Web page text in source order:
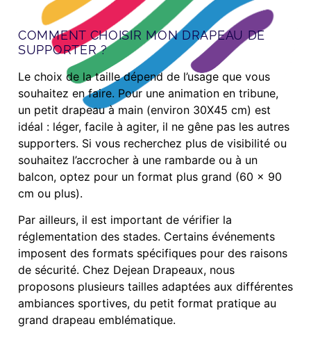
COMMENT CHOISIR MON DRAPEAU DE
SUPPORTER ?
Le choix de la taille dépend de l’usage que vous
souhaitez en faire. Pour une animation en tribune,
un petit drapeau à main (environ 30X45 cm) est
idéal : léger, facile à agiter, il ne gêne pas les autres
supporters. Si vous recherchez plus de visibilité ou
souhaitez l’accrocher à une rambarde ou à un
balcon, optez pour un format plus grand (60 x 90
cm ou plus).
Par ailleurs, il est important de vérifier la
réglementation des stades. Certains événements
imposent des formats spécifiques pour des raisons
de sécurité. Chez Dejean Drapeaux, nous
proposons plusieurs tailles adaptées aux différentes
ambiances sportives, du petit format pratique au
grand drapeau emblématique.